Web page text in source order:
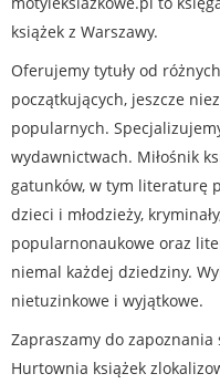
książek z Warszawy.
Oferujemy tytuły od
początkujących, jeszcze
popularnych.
wydawnictwach. Miłośnik
gatunków, w tym literaturę
dzieci i młodzieży,
popularnonaukowe oraz
niemal każdej dziedziny.
nietuzinkowe i wyjątkowe.
Zapraszamy do
Hurtownia książek